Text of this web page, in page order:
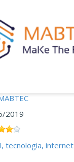
INICIAR SESSÃO
2019
tecnologia, internet